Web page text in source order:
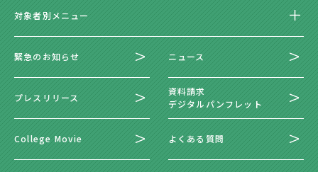
対象者別メニュー
緊急のお知らせ ニュース
プレスリリース
資料請求
デジタルパンフレット
College Movie よくある質問